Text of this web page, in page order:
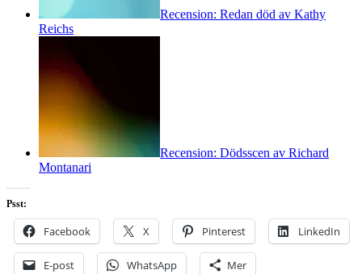
Recension: Redan död av Kathy
Reichs
Recension: Dödsscen av Richard
Montanari
Psst:
Facebook X Pinterest LinkedIn
E-post WhatsApp Mer